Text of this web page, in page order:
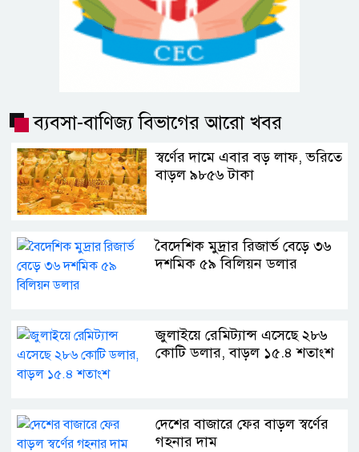
ব্যবসা-বাণিজ্য বিভাগের আরো খবর
স্বর্ণের দামে এবার বড় লাফ, ভরিতে
বাড়ল ৯৮৫৬ টাকা
বৈদেশিক মুদ্রার রিজার্ভ বেড়ে ৩৬
দশমিক ৫৯ বিলিয়ন ডলার
জুলাইয়ে রেমিট্যান্স এসেছে ২৮৬
কোটি ডলার, বাড়ল ১৫.৪ শতাংশ
দেশের বাজারে ফের বাড়ল স্বর্ণের
গহনার দাম